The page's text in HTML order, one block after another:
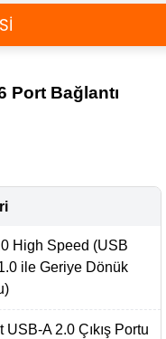
Port Bağlantı
High Speed (USB
ile Geriye Dönük
USB-A 2.0 Çıkış Portu